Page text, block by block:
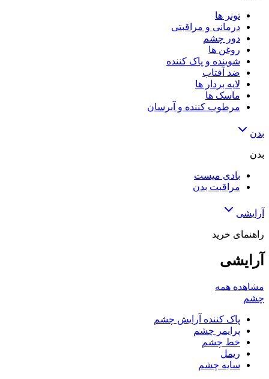
تونر ها
درمانی و مراقبتی
دور چشم
روغن ها
شوینده و پاک کننده
ضد آفتاب
لایه‌ بردار ها
ماسک ها
مرطوب کننده و آبرسان
بدن
بدن
بادی میست
مراقبت بدن
آرایشی
راهنمای خرید
آرایشی
مشاهده همه
چشم
پاک کننده آرایش چشم
پرایمر چشم
خط چشم
ریمل
سایه چشم